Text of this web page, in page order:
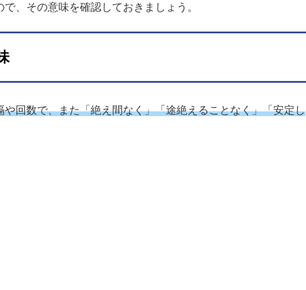
、その意味を確認しておきましょう。
や回数で、また「絶え間なく」「途絶えることなく」「安定し